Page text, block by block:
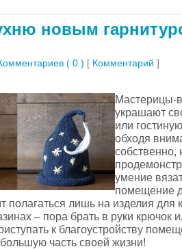
новым
( 0 ) [ Комментарий ]
Мастерицы-
украшают
или
обходя
собственно,
умение
помещение
лишь на изделия для
– пора брать в руки крючок
к благоустройству
часть своей жизни!